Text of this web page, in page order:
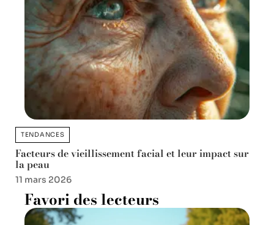
TENDANCES
Facteurs de vieillissement facial et leur impact sur
la peau
11 mars 2026
Favori des lecteurs